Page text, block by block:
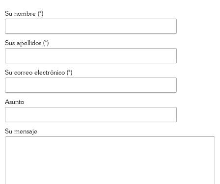
Su nombre (*)
Sus apellidos (*)
Su correo electrónico (*)
Asunto
Su mensaje